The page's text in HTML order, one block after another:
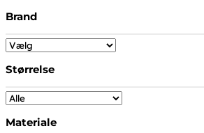
Brand
Størrelse
Materiale